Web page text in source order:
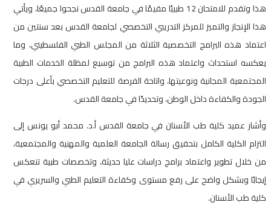
هذا وتقدم للامتحان 12 طبيبًا مقيمًا في جامعة القدس نجحوا جميعًا، ويأتي
هذا الإنجاز والتميز للمركز التدريبي التخصصي لجامعة القدس بعد سنتين من
اعتماد هذه البرامج التخصصية الثلاثة من المجلس الطبي الفلسطيني، وما
يعكسه استحداث واعتماد هذه البرامج من توسيع لمظلة الخدمات الطبية
المجتمعية المجانية ونوعيتها، واتاحة الفرصة للتعليم التخصصي بأعلى درجات
الجودة والكفاءة داخل الوطن، وتحديدًا في جامعة القدس.
وأشار عميد كلية طب الأسنان في جامعة القدس أ.د. محمد أبو يونس إلى
التزام الكلية الكامل بتحقيق رسالة الجامعة العلمية والمهنية والمجتمعية،
من خلال تطوير واعتماد برامج دراسات عليا حديثة، وتخصصات طبية تنعكس
إيجابًا وبشكل واضح على رفع مستوى وكفاءة التعليم الطبي والسريري في
كلية طب الأسنان.